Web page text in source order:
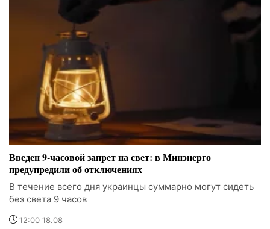
Введен 9-часовой запрет на свет: в Минэнерго
предупредили об отключениях
В течение всего дня украинцы суммарно могут сидеть
без света 9 часов
12:00 18.08